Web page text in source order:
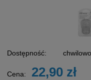
Dostępność:
Cena: 22,90 zł